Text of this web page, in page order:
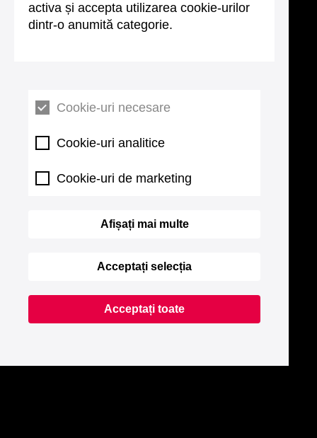
activa și accepta utilizarea cookie-urilor
dintr-o anumită categorie.
Cookie-uri necesare
Cookie-uri analitice
Cookie-uri de marketing
Afișați mai multe
Acceptați selecția
Acceptați toate